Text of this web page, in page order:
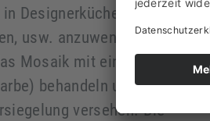
Designerküchen, in der
usw. anzuwenden. Nach
Mosaik mit einem
behandeln und danach
versehen. Die